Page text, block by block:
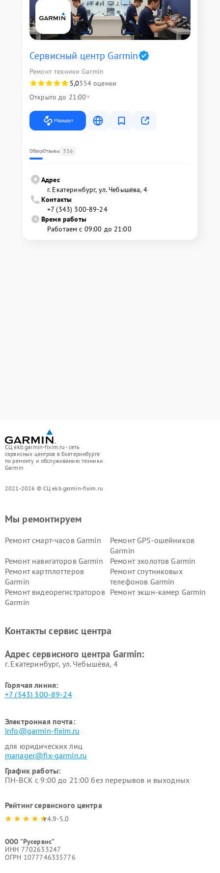
Сервисный центр Garmin
Ремонт техники Garmin
5,0354 оценки
Открыто до 21:00
Маршрут
ОбзорОтзывы 336
Адрес
г. Екатеринбург, ул. Чебышёва, 4
Контакты
+7 (343) 300-89-24
Время работы
Работаем с 09:00 до 21:00
СЦ ekb.garmin-fixim.ru - сеть
сервисных центров в Екатеринбурге
по ремонту и обслуживанию техники
Garmin
2021-2026 © СЦ ekb.garmin-fixim.ru
Мы ремонтируем
Ремонт смарт-часов Garmin
Ремонт GPS-ошейников
Garmin
Ремонт навигаторов Garmin
Ремонт эхолотов Garmin
Ремонт картплоттеров
Garmin
Ремонт спутниковых
телефонов Garmin
Ремонт видеорегистраторов
Garmin
Ремонт экшн-камер Garmin
Контакты сервис центра
Адрес сервисного центра Garmin:
г. Екатеринбург, ул. Чебышёва, 4
Горячая линия:
+7 (343) 300-89-24
Электронная почта:
info@garmin-fixim.ru
для юридических лиц
manager@fix-garmin.ru
График работы:
ПН-ВСК с 9:00 до 21:00 без перерывов и выходных
Рейтинг сервисного центра
4.9-5.0
ООО "Русервис"
ИНН 7702633247
ОГРН 1077746335776